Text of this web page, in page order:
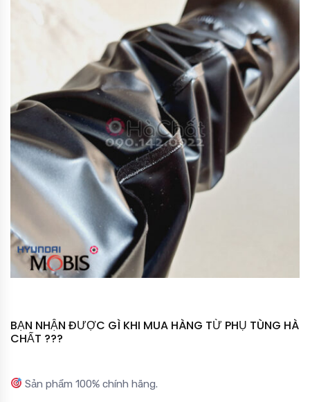
BẠN NHẬN ĐƯỢC GÌ KHI MUA HÀNG TỪ PHỤ TÙNG HÀ
CHẤT ???
Sản phẩm 100% chính hãng.